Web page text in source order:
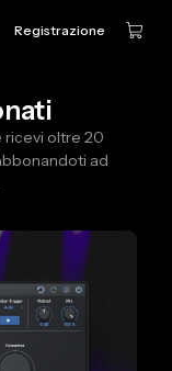
Registrazione
ricevi oltre 20
ad